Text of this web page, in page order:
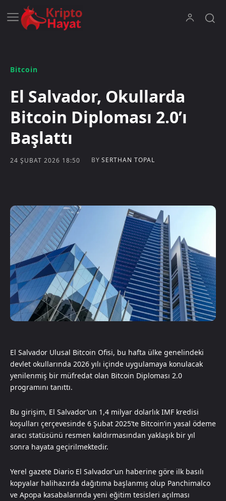
Bitcoin
El Salvador, Okullarda
Bitcoin Diploması 2.0’ı
Başlattı
24 ŞUBAT 2026 18:50 BY SERTHAN TOPAL
El Salvador Ulusal Bitcoin Ofisi, bu hafta ülke genelindeki
devlet okullarında 2026 yılı içinde uygulamaya konulacak
yenilenmiş bir müfredat olan Bitcoin Diploması 2.0
programını tanıttı.
Bu girişim, El Salvador’un 1,4 milyar dolarlık IMF kredisi
koşulları çerçevesinde 6 Şubat 2025’te Bitcoin’in yasal ödeme
aracı statüsünü resmen kaldırmasından yaklaşık bir yıl
sonra hayata geçirilmektedir.
Yerel gazete Diario El Salvador’un haberine göre ilk basılı
kopyalar halihazırda dağıtıma başlanmış olup Panchimalco
ve Apopa kasabalarında yeni eğitim tesisleri açılması